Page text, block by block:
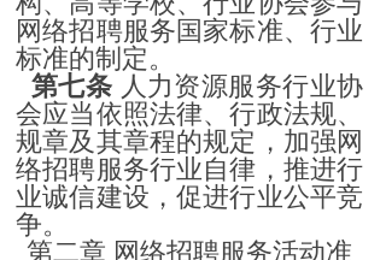
网络招聘服务国家标准、行业
标准的制定。
第七条 人力资源服务行业协
会应当依照法律、行政法规、
规章及其章程的规定，加强网
络招聘服务行业自律，推进行
业诚信建设，促进行业公平竞
争。
第二章 网络招聘服务活动准